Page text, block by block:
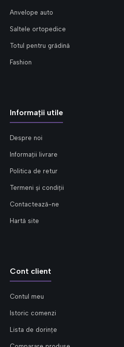
Anvelope auto
Saltele ortopedice
Totul pentru grădină
Fashion
Informații utile
Despre noi
Informații livrare
Politica de retur
Termeni și condiții
Contactează-ne
Hartă site
Cont client
Contul meu
Istoric comenzi
Lista de dorințe